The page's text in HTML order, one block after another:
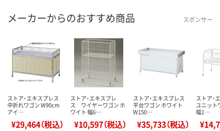
メーカーからのおすすめ商品 スポンサー
ストア・エキスプレス
中折れワゴン W90cm
アイ…
¥29,464（税込）
ストア・エキスプレ
ス ワイヤーワゴン ホ
ワイト 幅6…
¥10,597（税込）
ストア・エキスプレス
平台ワゴン ホワイト
W150…
¥35,733（税込）
ストア・
ユニット
幅1…